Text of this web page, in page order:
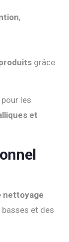
,
grâce
les
et
nettoyage
et des